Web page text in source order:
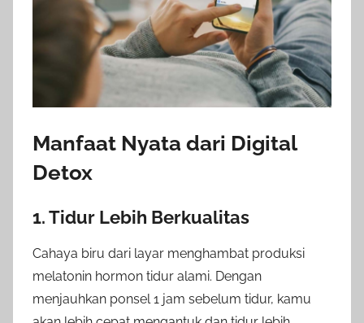
Manfaat Nyata dari Digital
Detox
1. Tidur Lebih Berkualitas
Cahaya biru dari layar menghambat produksi
melatonin hormon tidur alami. Dengan
menjauhkan ponsel 1 jam sebelum tidur, kamu